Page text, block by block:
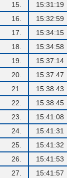
15.
15:31:19
16.
15:32:59
17.
15:34:15
18.
15:34:58
19.
15:37:14
20.
15:37:47
21.
15:38:43
22.
15:38:45
23.
15:41:08
24.
15:41:31
25.
15:41:32
26.
15:41:53
27.
15:41:57